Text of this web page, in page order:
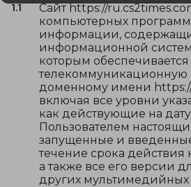
1.1
Сайт https://
компьютерных
информации,
информационной
которым обеспечивается
телекоммуникационную
доменному имени https://
включая все уровни
как действующие на
Пользователем
запущенные и
течение срока действия
а также все его версии
других мультимедийных